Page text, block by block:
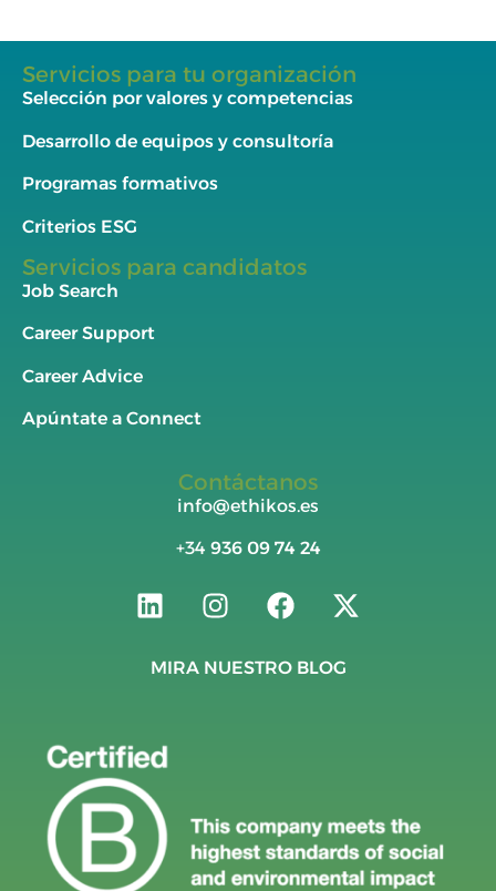
Servicios para tu organización
Selección por valores y competencias
Desarrollo de equipos y consultoría
Programas formativos
Criterios ESG
Servicios para candidatos
Job Search
Career Support
Career Advice
Apúntate a Connect
Contáctanos
info@ethikos.es
+34 936 09 74 24
MIRA NUESTRO BLOG